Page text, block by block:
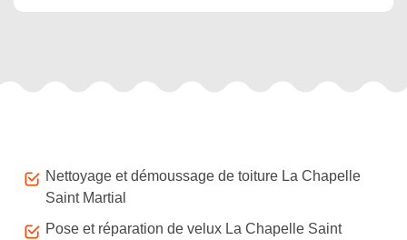
Nettoyage et démoussage de toiture La Chapelle
Saint Martial
Pose et réparation de velux La Chapelle Saint